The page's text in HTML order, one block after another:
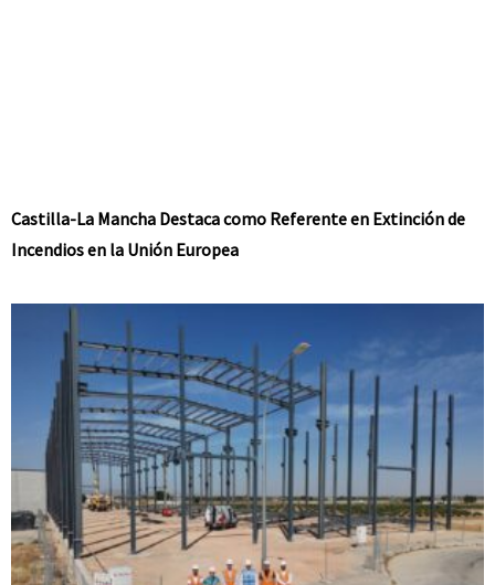
Castilla-La Mancha Destaca como Referente en Extinción de
Incendios en la Unión Europea